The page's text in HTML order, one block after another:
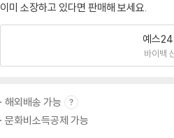
이미 소장하고 있다면 판매해 보세요.
예스
바이백
해외배송 가능
문화비소득공제 가능